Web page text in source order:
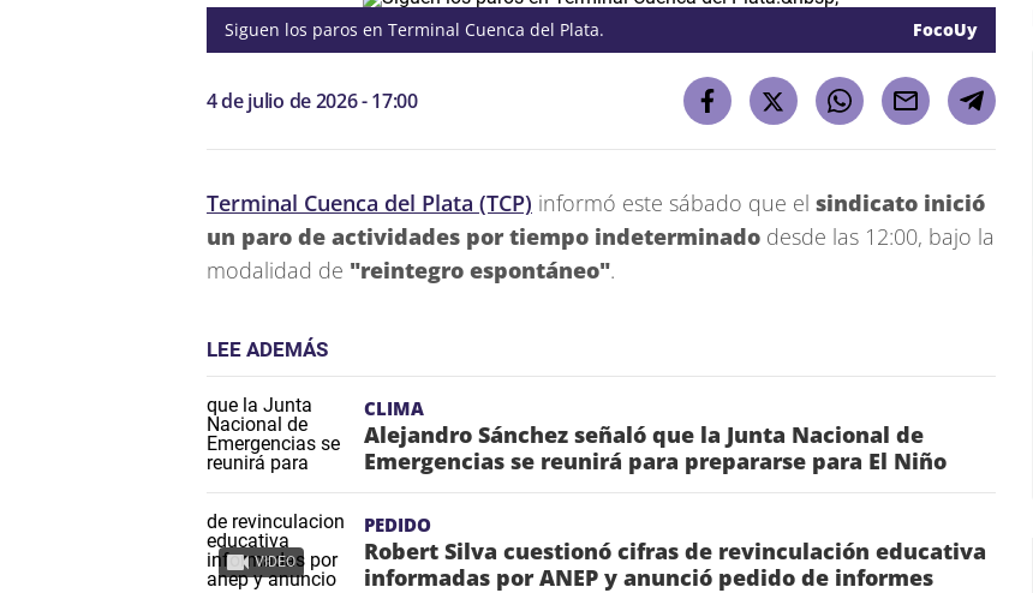
Siguen los paros en Terminal Cuenca del Plata. FocoUy
4 de julio de 2026 - 17:00
Terminal Cuenca del Plata (TCP) informó este sábado que el sindicato inició
un paro de actividades por tiempo indeterminado desde las 12:00, bajo la
modalidad de "reintegro espontáneo".
LEE ADEMÁS
CLIMA
Alejandro Sánchez señaló que la Junta Nacional de
Emergencias se reunirá para prepararse para El Niño
VIDEO
PEDIDO
Robert Silva cuestionó cifras de revinculación educativa
informadas por ANEP y anunció pedido de informes